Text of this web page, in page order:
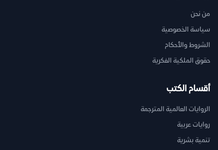
من نحن
سياسة الخصوصية
الشروط والأحكام
حقوق الملكية الفكرية
أقسام الكتب
الروايات العالمية المترجمة
روايات عربية
تنمية بشرية